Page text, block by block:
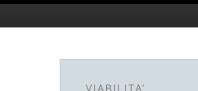
VIABILITA’